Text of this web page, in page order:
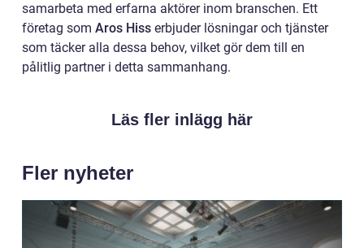
samarbeta med erfarna aktörer inom branschen. Ett
företag som Aros Hiss erbjuder lösningar och tjänster
som täcker alla dessa behov, vilket gör dem till en
pålitlig partner i detta sammanhang.
Läs fler inlägg här
Fler nyheter